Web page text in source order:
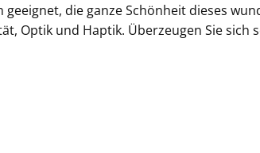
geeignet, die ganze Schönheit dieses
Optik und Haptik. Überzeugen Sie sich